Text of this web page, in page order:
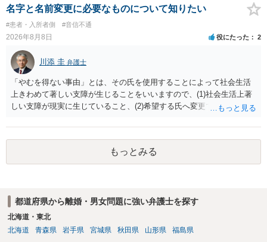
償金の支払いが必要になります。
名字と名前変更に必要なものについて知りたい
#患者・入所者側 #音信不通
2026年8月8日 役にたった 2
川添 圭 弁護士
「やむを得ない事由」とは、その氏を使用することによって社会生活
上きわめて著しい支障が生じることをいいますので、(1)社会生活上著
しい支障が現実に生じていること、(2)希望する氏へ変更できればその
できるかどうかがポイントです。 記録中に現れた一切の事情が判断対
象ですので、上記(1)と(2)を説明できる資料は全て（ただし理路整然
に）提出することが必要になります。「フラッシュバック」とのこと
なので、例えば、医学上確立されているPTSDの診断基準に合致した説
護士へ依頼しても苦労することが強く予想されるところです。、もし
本人申立てをお考えであれば、医学知識はもちろん法律知識も要求さ
れますので、性急な申立てをせず、知識と資料をしっかりと揃えて、
もっとみる
都道府県から離婚・男女問題に強い弁護士を探す
北海道・東北
北海道
青森県 岩手県 宮城県 秋田県 山形県 福島県